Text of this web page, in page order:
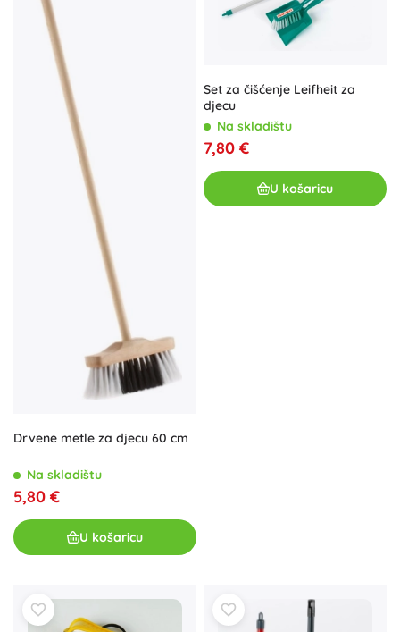
Drvene metle za djecu 60 cm
Na skladištu
5,80 €
U košaricu
Set za čišćenje Leifheit za
djecu
Na skladištu
7,80 €
U košaricu